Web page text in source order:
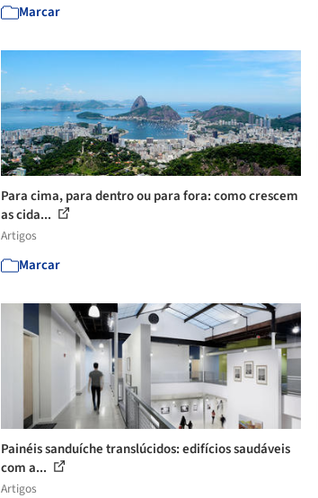
Marcar
Para cima, para dentro ou para fora: como crescem
as cida...
Artigos
Marcar
Painéis sanduíche translúcidos: edifícios saudáveis
com a...
Artigos